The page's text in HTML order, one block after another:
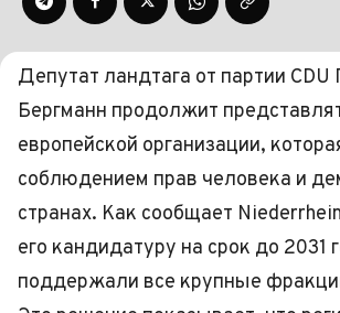
Депутат ландтага от партии CDU
Бергманн продолжит
европейской организации,
соблюдением прав человека и
странах. Как сообщает
его кандидатуру на срок до 2031
поддержали все крупные